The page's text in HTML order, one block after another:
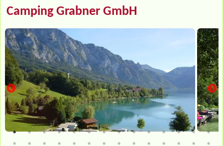
Camping Grabner GmbH